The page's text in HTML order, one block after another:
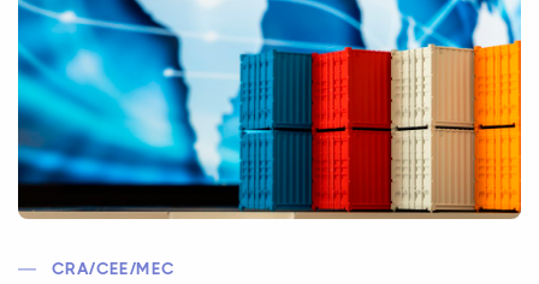
CRA/CEE/MEC